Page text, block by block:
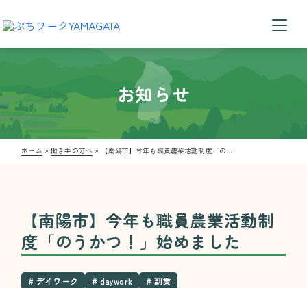
お知らせ
ホーム »働き手の方へ » 【南陽市】今年も職員農業活動制度「のうかつ！」始めました
【南陽市】今年も職員農業活動制
度「のうかつ！」始めました
# デイワーク # daywork # 副業